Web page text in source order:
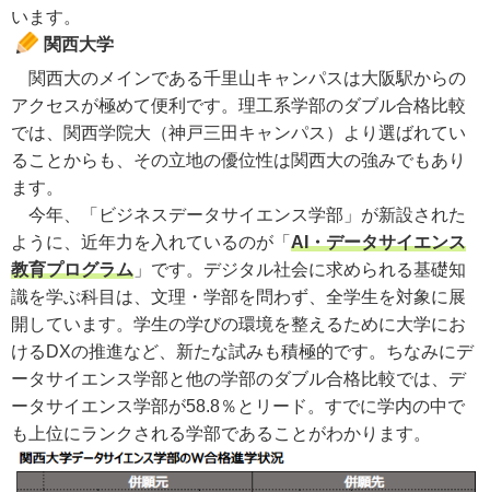
います。
関西大学
関西大のメインである千里山キャンパスは大阪駅からの
アクセスが極めて便利です。理工系学部のダブル合格比較
では、関西学院大（神戸三田キャンパス）より選ばれてい
ることからも、その立地の優位性は関西大の強みでもあり
ます。
今年、「ビジネスデータサイエンス学部」が新設された
ように、近年力を入れているのが「 AI・データサイエンス
教育プログラム 」です。デジタル社会に求められる基礎知
識を学ぶ科目は、文理・学部を問わず、全学生を対象に展
開しています。学生の学びの環境を整えるために大学にお
けるDXの推進など、新たな試みも積極的です。ちなみにデ
ータサイエンス学部と他の学部のダブル合格比較では、デ
ータサイエンス学部が58.8％とリード。すでに学内の中で
も上位にランクされる学部であることがわかります。